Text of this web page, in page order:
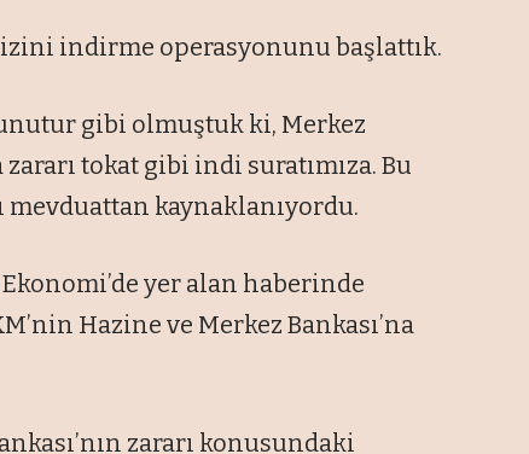
indirme operasyonunu başlattık.
gibi olmuştuk ki, Merkez
tokat gibi indi suratımıza. Bu
kaynaklanıyordu.
yer alan haberinde
Hazine ve Merkez Bankası’na
zararı konusundaki